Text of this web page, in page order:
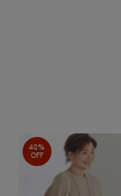
40%
OFF